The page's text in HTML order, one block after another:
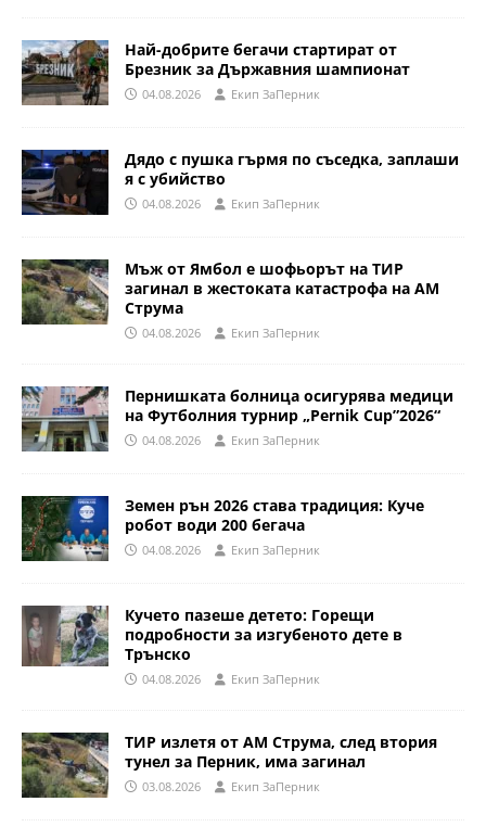
Най-добрите бегачи стартират от
Брезник за Държавния шампионат
04.08.2026 Eкип ЗаПерник
Дядо с пушка гърмя по съседка, заплаши
я с убийство
04.08.2026 Eкип ЗаПерник
Мъж от Ямбол е шофьорът на ТИР
загинал в жестоката катастрофа на АМ
Струма
04.08.2026 Eкип ЗаПерник
Пернишката болница осигурява медици
на Футболния турнир „Pernik Cup”2026“
04.08.2026 Eкип ЗаПерник
Земен рън 2026 става традиция: Куче
робот води 200 бегача
04.08.2026 Eкип ЗаПерник
Кучето пазеше детето: Горещи
подробности за изгубеното дете в
Трънско
04.08.2026 Eкип ЗаПерник
ТИР излетя от АМ Струма, след втория
тунел за Перник, има загинал
03.08.2026 Eкип ЗаПерник